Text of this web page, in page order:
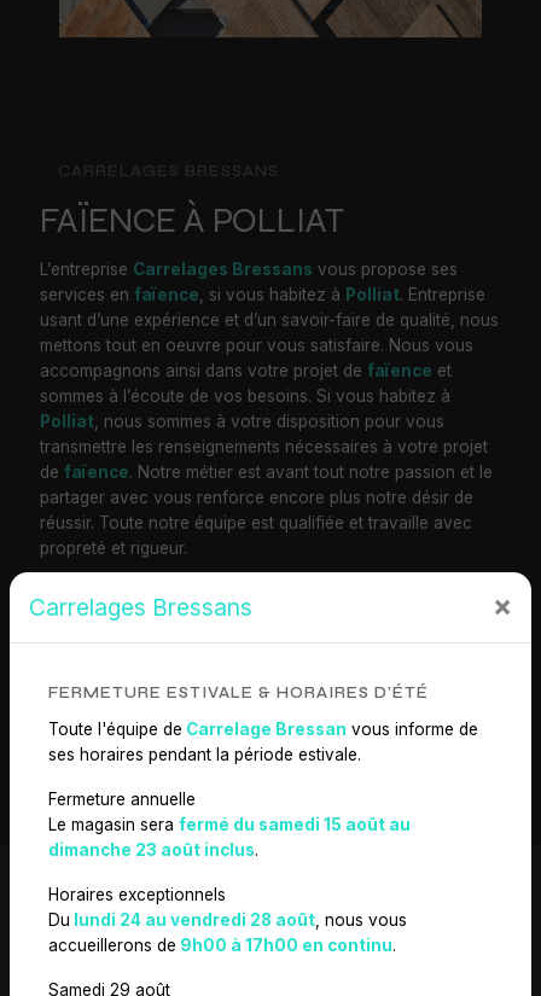
Carrelages Bressans ×
FERMETURE ESTIVALE & HORAIRES D'ÉTÉ
Toute l'équipe de Carrelage Bressan vous informe de
ses horaires pendant la période estivale.
Fermeture annuelle
Le magasin sera fermé du samedi 15 août au
dimanche 23 août inclus.
Horaires exceptionnels
Du lundi 24 au vendredi 28 août , nous vous
accueillerons de 9h00 à 17h00 en continu.
Samedi 29 août
CARRELAGES BRESSANS
FAÏENCE À POLLIAT
L’entreprise Carrelages Bressans vous propose ses
services en faïence , si vous habitez à Polliat. Entreprise
usant d’une expérience et d’un savoir-faire de qualité, nous
mettons tout en oeuvre pour vous satisfaire. Nous vous
accompagnons ainsi dans votre projet de faïence et
sommes à l’écoute de vos besoins. Si vous habitez à
Polliat , nous sommes à votre disposition pour vous
transmettre les renseignements nécessaires à votre projet
de faïence. Notre métier est avant tout notre passion et le
partager avec vous renforce encore plus notre désir de
réussir. Toute notre équipe est qualifiée et travaille avec
propreté et rigueur.
CONTACTEZ-NOUS